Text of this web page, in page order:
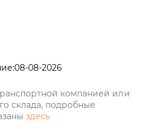
08-08-2026
компанией или
склада, подробные
здесь